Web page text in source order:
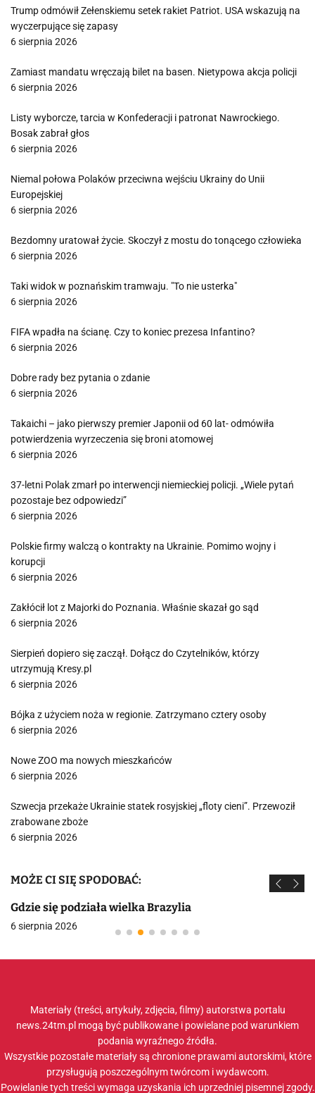
Trump odmówił Zełenskiemu setek rakiet Patriot. USA wskazują na
wyczerpujące się zapasy
6 sierpnia 2026
Zamiast mandatu wręczają bilet na basen. Nietypowa akcja policji
6 sierpnia 2026
Listy wyborcze, tarcia w Konfederacji i patronat Nawrockiego.
Bosak zabrał głos
6 sierpnia 2026
Niemal połowa Polaków przeciwna wejściu Ukrainy do Unii
Europejskiej
6 sierpnia 2026
Bezdomny uratował życie. Skoczył z mostu do tonącego człowieka
6 sierpnia 2026
Taki widok w poznańskim tramwaju. "To nie usterka"
6 sierpnia 2026
FIFA wpadła na ścianę. Czy to koniec prezesa Infantino?
6 sierpnia 2026
Dobre rady bez pytania o zdanie
6 sierpnia 2026
Takaichi – jako pierwszy premier Japonii od 60 lat- odmówiła
potwierdzenia wyrzeczenia się broni atomowej
6 sierpnia 2026
37-letni Polak zmarł po interwencji niemieckiej policji. „Wiele pytań
pozostaje bez odpowiedzi”
6 sierpnia 2026
Polskie firmy walczą o kontrakty na Ukrainie. Pomimo wojny i
korupcji
6 sierpnia 2026
Zakłócił lot z Majorki do Poznania. Właśnie skazał go sąd
6 sierpnia 2026
Sierpień dopiero się zaczął. Dołącz do Czytelników, którzy
utrzymują Kresy.pl
6 sierpnia 2026
Bójka z użyciem noża w regionie. Zatrzymano cztery osoby
6 sierpnia 2026
Nowe ZOO ma nowych mieszkańców
6 sierpnia 2026
Szwecja przekaże Ukrainie statek rosyjskiej „floty cieni”. Przewoził
zrabowane zboże
6 sierpnia 2026
MOŻE CI SIĘ SPODOBAĆ:
Gdzie się podziała wielka Brazylia
6 sierpnia 2026
Materiały (treści, artykuły, zdjęcia, filmy) autorstwa portalu
news.24tm.pl mogą być publikowane i powielane pod warunkiem
podania wyraźnego źródła.
Wszystkie pozostałe materiały są chronione prawami autorskimi, które
przysługują poszczególnym twórcom i wydawcom.
Powielanie tych treści wymaga uzyskania ich uprzedniej pisemnej zgody.